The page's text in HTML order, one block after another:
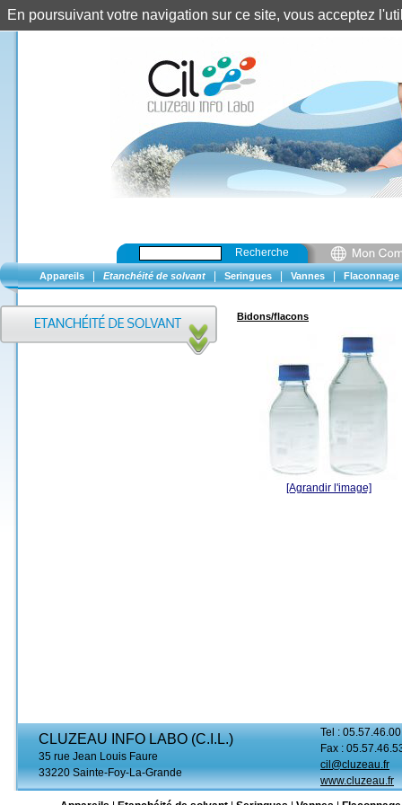
Recherche
Appareils Etanchéité de solvant Seringues Vannes Flaconnage
Bidons/flacons
[Agrandir l'image]
CLUZEAU INFO LABO (C.I.L.)
35 rue Jean Louis Faure
33220 Sainte-Foy-La-Grande
Tel :
Fax :
cil@cluzeau.fr
www.cluzeau.fr
En poursuivant votre navigation sur ce site, vous acceptez